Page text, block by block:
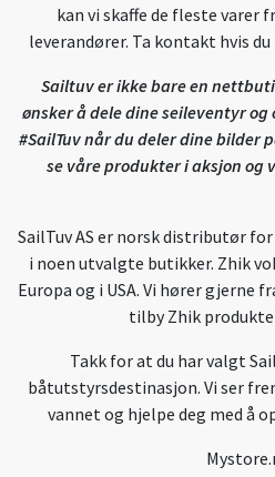
kan vi skaffe de fleste
leverandører. Ta kontakt hvis
Sailtuv er ikke bare en
ønsker å dele dine seileventyr
#SailTuv når du deler dine bilder
se våre produkter i aksjon og
SailTuv AS er norsk distributør
i noen utvalgte butikker. Zhik
Europa og i USA. Vi hører gjerne
tilby Zhik
Takk for at du har valgt
båtutstyrsdestinasjon. Vi ser
vannet og hjelpe deg med å